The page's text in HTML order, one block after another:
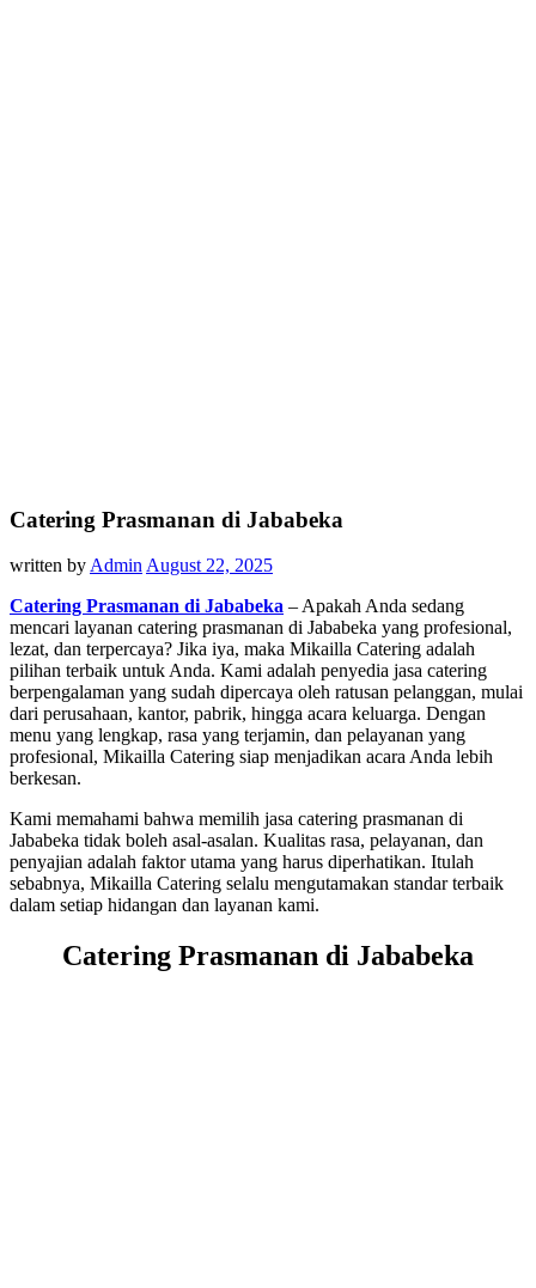
Catering Prasmanan di Jababeka
written byAdminAugust 22, 2025
Catering Prasmanan di Jababeka – Apakah Anda sedang
mencari layanan catering prasmanan di Jababeka yang profesional,
lezat, dan terpercaya? Jika iya, maka Mikailla Catering adalah
pilihan terbaik untuk Anda. Kami adalah penyedia jasa catering
berpengalaman yang sudah dipercaya oleh ratusan pelanggan, mulai
dari perusahaan, kantor, pabrik, hingga acara keluarga. Dengan
menu yang lengkap, rasa yang terjamin, dan pelayanan yang
profesional, Mikailla Catering siap menjadikan acara Anda lebih
berkesan.
Kami memahami bahwa memilih jasa catering prasmanan di
Jababeka tidak boleh asal-asalan. Kualitas rasa, pelayanan, dan
penyajian adalah faktor utama yang harus diperhatikan. Itulah
sebabnya, Mikailla Catering selalu mengutamakan standar terbaik
dalam setiap hidangan dan layanan kami.
Catering Prasmanan di Jababeka